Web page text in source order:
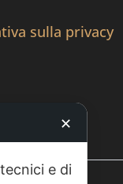
sulla privacy
✕
e di